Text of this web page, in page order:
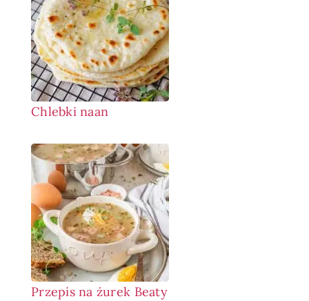
Chlebki naan
Przepis na żurek Beaty